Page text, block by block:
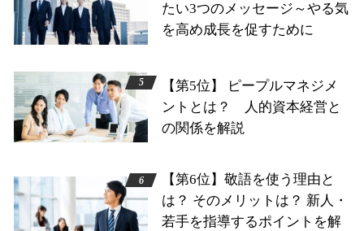
たい3つのメッセージ～やる気
を高め成長を促すために
【第5位】 ピープルマネジメ
ントとは？ 人的資本経営と
の関係を解説
【第6位】敬語を使う理由と
は？ そのメリットは？ 新人・
若手を指導するポイントを解